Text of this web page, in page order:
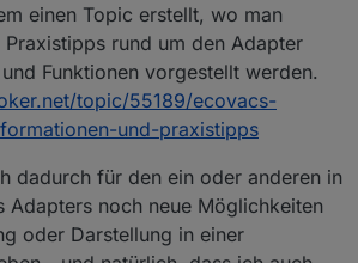
Adapters berichten
auch nach Eurer Meinung fragen,
noch "offene Baustellen" gibt - oder ob Ihr
alles damit umsetzen könnt, was Ihr Euch
habt ( Bitte dabei aber realistisch
und auch den aktuellen Status
Versionen
Version Releasedatum
1.4.14
04.02.2024 /
einen Topic erstellt, wo man
rund um den Adapter
Funktionen vorgestellt werden.
topic/55189/ecovacs-
und-praxistipps
dadurch für den ein oder anderen in
Adapters noch neue Möglichkeiten
oder Darstellung in einer